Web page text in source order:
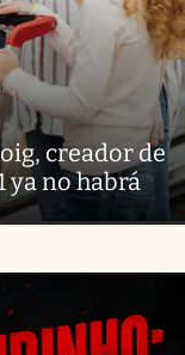
creador de
ya no habrá